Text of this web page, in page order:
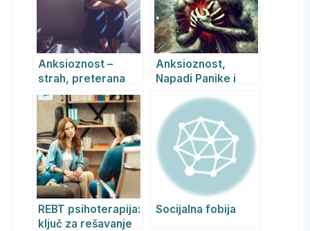
Anksioznost –
strah, preterana
briga i
uznemirenost
Anksioznost,
Napadi Panike i
ih Prepoznati i
Prevazići uz Pomoć
REBT
REBT psihoterapija:
ključ za rešavanje
Socijalna fobija